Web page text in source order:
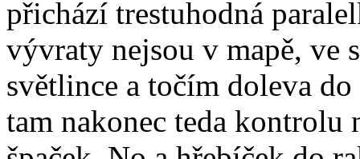
přichází trestuhodná
vývraty nejsou v mapě, ve
světlince a točím doleva
tam nakonec teda kontrolu